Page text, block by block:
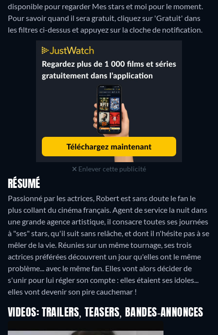
disponible pour regarder Mes stars et moi pour le moment.
Pour savoir quand il sera gratuit, cliquez sur 'Gratuit' dans
les filtres ci-dessus et appuyez sur la cloche de notification.
Enlever cette publicité
RÉSUMÉ
Passionné par les actrices, Robert est sans doute le fan le
plus collant du cinéma français. Agent de service la nuit dans
une grande agence artistique, il consacre toutes ses journées
à "ses" stars, qu'il suit sans relâche, et dont il n'hésite pas à se
mêler de la vie. Réunies sur un même tournage, ses trois
actrices préférées découvrent un jour qu'elles ont le même
problème... avec le même fan. Elles vont alors décider de
s'unir pour lui régler son compte : elles étaient ses idoles...
elles vont devenir son pire cauchemar !
VIDEOS: TRAILERS, TEASERS, BANDES-ANNONCES